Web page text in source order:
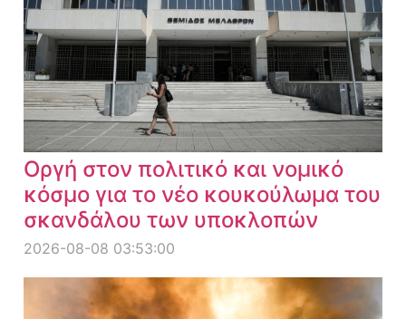
Οργή στον πολιτικό και νομικό
κόσμο για το νέο κουκούλωμα του
σκανδάλου των υποκλοπών
2026-08-08 03:53:00